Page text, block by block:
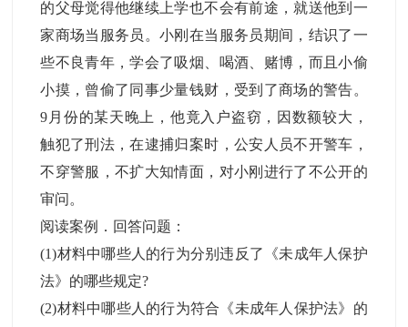
的父母觉得他继续上学也不会有前途，就送他到一
家商场当服务员。小刚在当服务员期间，结识了一
些不良青年，学会了吸烟、喝酒、赌博，而且小偷
小摸，曾偷了同事少量钱财，受到了商场的警告。
9月份的某天晚上，他竟入户盗窃，因数额较大，
触犯了刑法，在逮捕归案时，公安人员不开警车，
不穿警服，不扩大知情面，对小刚进行了不公开的
审问。
阅读案例．回答问题：
(1)材料中哪些人的行为分别违反了《未成年人保护
法》的哪些规定?
(2)材料中哪些人的行为符合《未成年人保护法》的